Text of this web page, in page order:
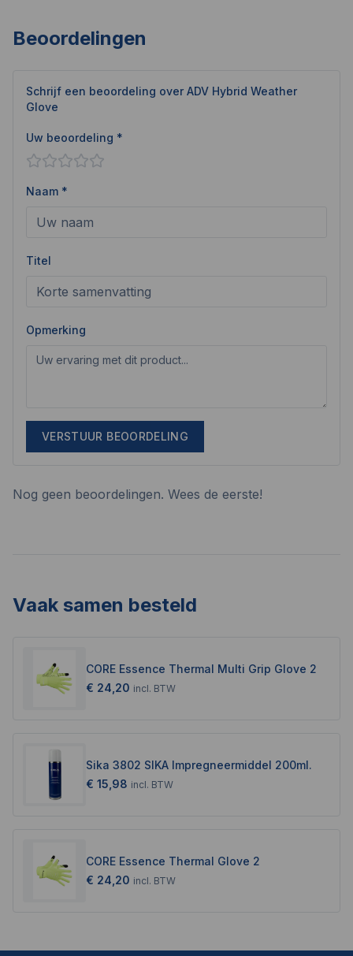
Beoordelingen
Schrijf een beoordeling over ADV Hybrid Weather
Glove
Uw beoordeling *
Naam *
Titel
Opmerking
VERSTUUR BEOORDELING
Nog geen beoordelingen. Wees de eerste!
Vaak samen besteld
CORE Essence Thermal Multi Grip Glove 2
€ 24,20 incl. BTW
Sika 3802 SIKA Impregneermiddel 200ml.
€ 15,98 incl. BTW
CORE Essence Thermal Glove 2
€ 24,20 incl. BTW